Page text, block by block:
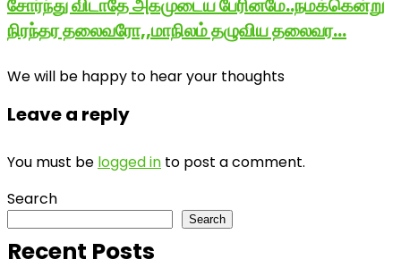
சோர்ந்து விடாதே அகமுடைய பேரினமே..நமக்கென்று
நிரந்தர தலைவரோ,,மாநிலம் தழுவிய தலைவர…
We will be happy to hear your thoughts
Leave a reply
You must be logged in to post a comment.
Search
Search
Recent Posts